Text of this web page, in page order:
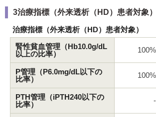
3治療指標（外来透析（HD）患者対象）
治療指標（外来透析（HD）患者対象）
腎性貧血管理（Hb10.0g/dL
以上の比率）
100%
P管理（P6.0mg/dL以下の
比率）
100%
PTH管理（iPTH240以下の
比率）
-